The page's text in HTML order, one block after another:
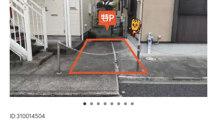
ID:310014504